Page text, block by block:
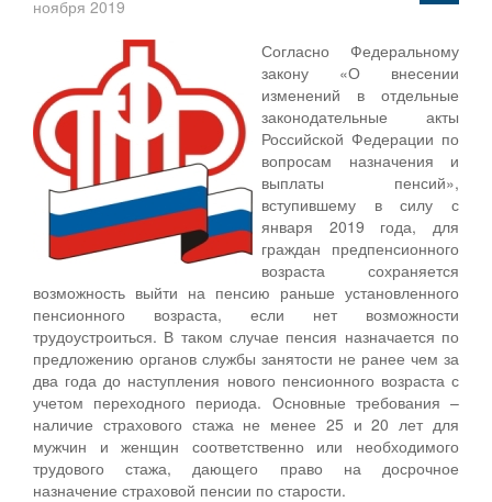
ноября 2019
Согласно Федеральному
закону «О внесении
изменений в отдельные
законодательные акты
Российской Федерации по
вопросам назначения и
выплаты пенсий»,
вступившему в силу с
января 2019 года, для
граждан предпенсионного
возраста сохраняется
возможность выйти на пенсию раньше установленного
пенсионного возраста, если нет возможности
трудоустроиться. В таком случае пенсия назначается по
предложению органов службы занятости не ранее чем за
два года до наступления нового пенсионного возраста с
учетом переходного периода. Основные требования –
наличие страхового стажа не менее 25 и 20 лет для
мужчин и женщин соответственно или необходимого
трудового стажа, дающего право на досрочное
назначение страховой пенсии по старости.